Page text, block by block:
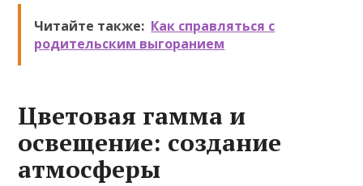
Читайте также: Как справляться с
родительским выгоранием
Цветовая гамма и
освещение: создание
атмосферы